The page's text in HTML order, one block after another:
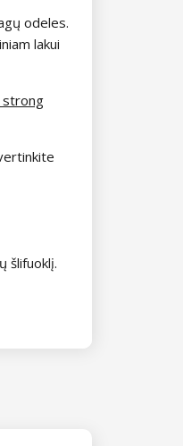
odeles.
lakui
strong
šlifuoklį.